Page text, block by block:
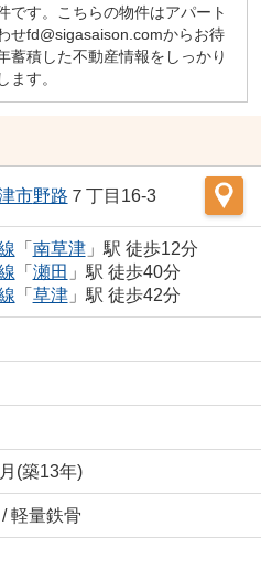
です。こちらの物件はアパート
せfd@sigasaison.comからお待
蓄積した不動産情報をしっかり
ます。
市野路 ７丁目16-3
「 南草津」駅 徒歩12分
「 瀬田 」駅 徒歩40分
「 草津」駅 徒歩42分
(築13年)
軽量鉄骨